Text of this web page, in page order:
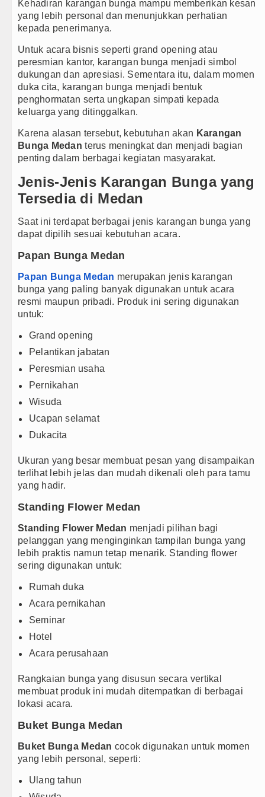
Kehadiran karangan bunga mampu memberikan kesan
yang lebih personal dan menunjukkan perhatian
kepada penerimanya.
Untuk acara bisnis seperti grand opening atau
peresmian kantor, karangan bunga menjadi simbol
dukungan dan apresiasi. Sementara itu, dalam momen
duka cita, karangan bunga menjadi bentuk
penghormatan serta ungkapan simpati kepada
keluarga yang ditinggalkan.
Karena alasan tersebut, kebutuhan akan Karangan
Bunga Medan terus meningkat dan menjadi bagian
penting dalam berbagai kegiatan masyarakat.
Jenis-Jenis Karangan Bunga yang
Tersedia di Medan
Saat ini terdapat berbagai jenis karangan bunga yang
dapat dipilih sesuai kebutuhan acara.
Papan Bunga Medan
Papan Bunga Medan merupakan jenis karangan
bunga yang paling banyak digunakan untuk acara
resmi maupun pribadi. Produk ini sering digunakan
untuk:
Grand opening
Pelantikan jabatan
Peresmian usaha
Pernikahan
Wisuda
Ucapan selamat
Dukacita
Ukuran yang besar membuat pesan yang disampaikan
terlihat lebih jelas dan mudah dikenali oleh para tamu
yang hadir.
Standing Flower Medan
Standing Flower Medan menjadi pilihan bagi
pelanggan yang menginginkan tampilan bunga yang
lebih praktis namun tetap menarik. Standing flower
sering digunakan untuk:
Rumah duka
Acara pernikahan
Seminar
Hotel
Acara perusahaan
Rangkaian bunga yang disusun secara vertikal
membuat produk ini mudah ditempatkan di berbagai
lokasi acara.
Buket Bunga Medan
Buket Bunga Medan cocok digunakan untuk momen
yang lebih personal, seperti:
Ulang tahun